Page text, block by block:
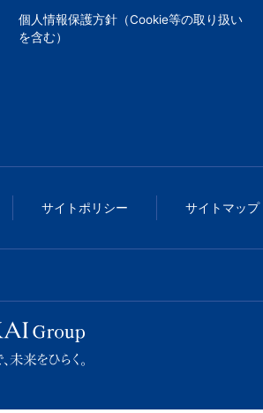
個人情報保護方針（Cookie等の取り扱い
を含む）
サイトポリシー サイトマップ